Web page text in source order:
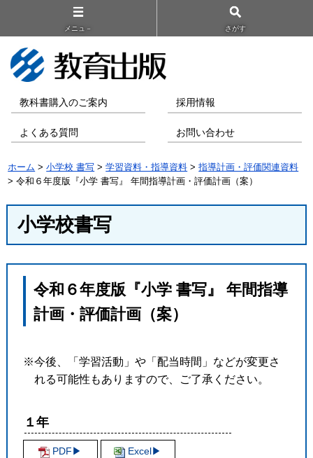
メニュ－ さがす
教科書購入のご案内 採用情報
よくある質問 お問い合わせ
ホーム >小学校 書写 >学習資料・指導資料 >指導計画・評価関連資料
> 令和６年度版『小学 書写』 年間指導計画・評価計画（案）
小学校書写
令和６年度版『小学 書写』 年間指導
計画・評価計画（案）
※今後、「学習活動」や「配当時間」などが変更さ
れる可能性もありますので、ご了承ください。
１年
PDF▶︎ Excel▶︎